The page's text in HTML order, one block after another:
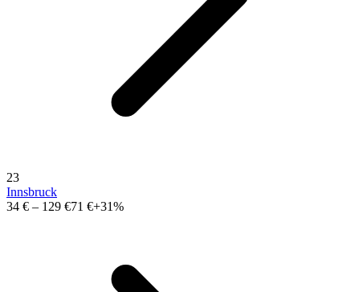
23
Innsbruck
34 € – 129 €71 €+31%